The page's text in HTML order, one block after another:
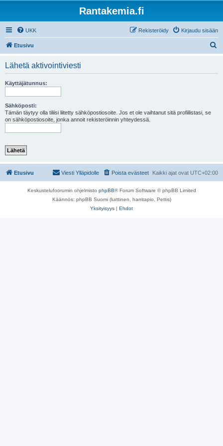
Rantakemia.fi
UKK Kirjaudu sisään
Rekisteröidy
Etusivu
Lähetä aktivointiviesti
Käyttäjätunnus:
Sähköposti:
Tämän täytyy olla tiliisi liitetty sähköpostiosoite. Jos et ole vaihtanut sitä profiilistasi, se
on sähköpostiosoite, jonka annoit rekisteröinnin yhteydessä.
Etusivu Kaikki ajat ovat UTC+02:00
Poista evästeet
Viesti Ylläpidolle
Keskustelufoorumin ohjelmisto phpBB® Forum Software © phpBB Limited
Käännös: phpBB Suomi (lurttinen, harritapio, Pettis)
Yksityisyys | Ehdot